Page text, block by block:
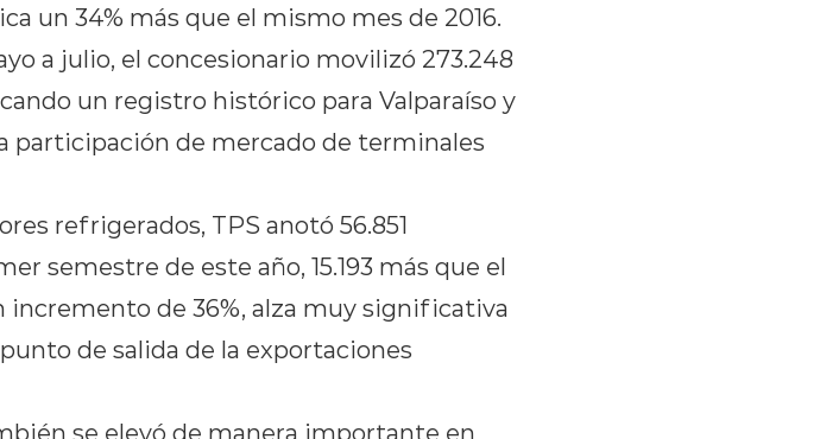
un 34% más que el mismo mes de 2016.
a julio, el concesionario movilizó 273.248
un registro histórico para Valparaíso y
participación de mercado de terminales
refrigerados, TPS anotó 56.851
semestre de este año, 15.193 más que el
de 36%, alza muy significativa
de salida de la exportaciones
se elevó de manera importante en